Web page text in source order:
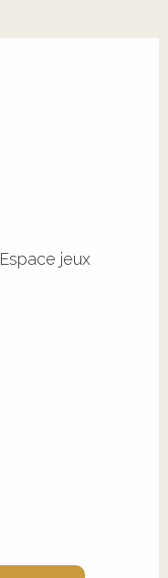
jeux